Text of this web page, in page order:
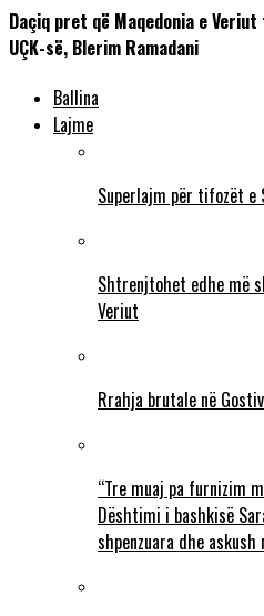
Daçiq pret që Maqedonia e
UÇK-së, Blerim Ramadani
Ballina
Lajme
Superlajm për tifozët e
Shtrenjtohet edhe më
Veriut
Rrahja brutale në
“Tre muaj pa furnizim
Dështimi i bashkisë
shpenzuara dhe